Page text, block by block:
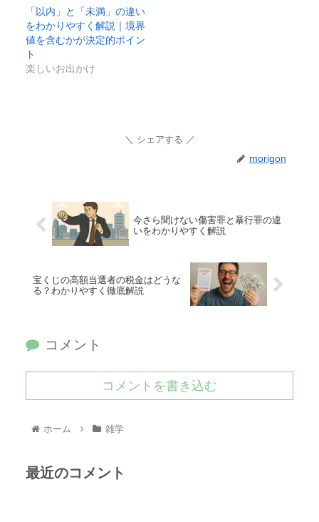
「以内」と「未満」の違い
をわかりやすく解説｜境界
値を含むかが決定的ポイン
ト
楽しいお出かけ
シェアする
morigon
今さら聞けない傷害罪と暴行罪の違
いをわかりやすく解説
宝くじの高額当選者の税金はどうな
る？わかりやすく徹底解説
コメント
コメントを書き込む
ホーム 雑学
最近のコメント